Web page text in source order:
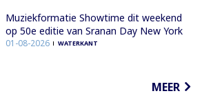
Muziekformatie Showtime dit weekend
op 50e editie van Sranan Day New York
01-08-2026 WATERKANT
MEER